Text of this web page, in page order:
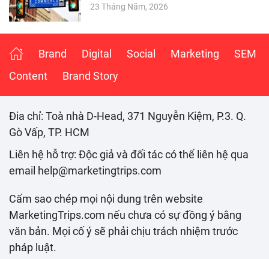
23 Tháng Năm, 2026
Brand Digital Social Marketing
SEM
Content
Brand Story
Đia chỉ: Toà nhà D-Head, 371 Nguyễn Kiệm, P.3. Q.
Gò Vấp, TP. HCM
Liên hệ hỗ trợ: Độc giả và đối tác có thể liên hệ qua
email help@marketingtrips.com
Cấm sao chép mọi nội dung trên website
MarketingTrips.com nếu chưa có sự đồng ý bằng
văn bản. Mọi cố ý sẽ phải chịu trách nhiệm trước
pháp luật.